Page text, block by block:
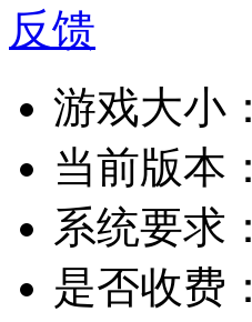
反馈
游戏大小：
当前版本：
系统要求：
是否收费：